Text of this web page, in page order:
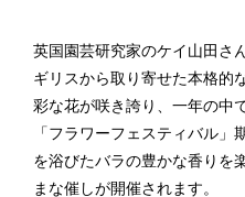
英国園芸研究家のケイ山田さ
ギリスから取り寄せた本格的
彩な花が咲き誇り、一年の中
「フラワーフェスティバル
を浴びたバラの豊かな香りを
まな催しが開催されます。